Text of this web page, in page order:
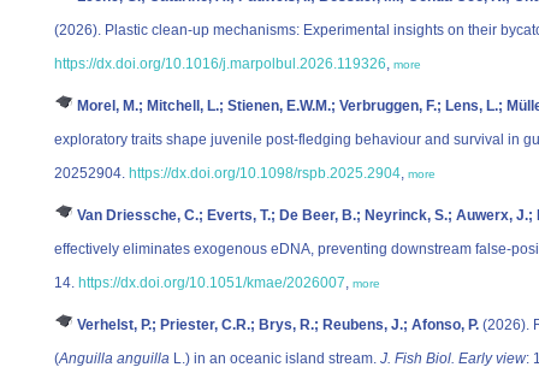
(2026). Plastic clean-up mechanisms: Experimental insights on their
https://dx.doi.org/10.1016/j.marpolbul.2026.119326, more
Morel, M.; Mitchell, L.; Stienen, E.W.M.; Verbruggen, F.; Lens, L.;
exploratory traits shape juvenile post-fledging behaviour and survival in
20252904. https://dx.doi.org/10.1098/rspb.2025.2904, more
Van Driessche, C.; Everts, T.; De Beer, B.; Neyrinck, S.; Auwerx, J.;
effectively eliminates exogenous eDNA, preventing downstream false-
14. https://dx.doi.org/10.1051/kmae/2026007, more
Verhelst, P.; Priester, C.R.; Brys, R.; Reubens, J.; Afonso, P. (2026).
(Anguilla anguilla L.) in an oceanic island stream. J. Fish Biol. Early view: